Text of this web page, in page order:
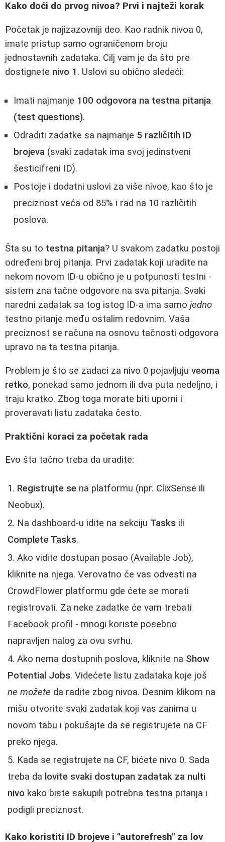
Kako doći do prvog nivoa? Prvi i najteži korak
Početak je najizazovniji deo. Kao radnik nivoa 0,
imate pristup samo ograničenom broju
jednostavnih zadataka. Cilj vam je da što pre
dostignete nivo 1. Uslovi su obično sledeći:
Imati najmanje 100 odgovora na testna pitanja
(test questions).
Odraditi zadatke sa najmanje 5 različitih ID
brojeva (svaki zadatak ima svoj jedinstveni
šesticifreni ID).
Postoje i dodatni uslovi za više nivoe, kao što je
preciznost veća od 85% i rad na 10 različitih
poslova.
Šta su to testna pitanja? U svakom zadatku postoji
određeni broj pitanja. Prvi zadatak koji uradite na
nekom novom ID-u obično je u potpunosti testni -
sistem zna tačne odgovore na sva pitanja. Svaki
naredni zadatak sa tog istog ID-a ima samo jedno
testno pitanje među ostalim redovnim. Vaša
preciznost se računa na osnovu tačnosti odgovora
upravo na ta testna pitanja.
Problem je što se zadaci za nivo 0 pojavljuju veoma
retko, ponekad samo jednom ili dva puta nedeljno, i
traju kratko. Zbog toga morate biti uporni i
proveravati listu zadataka često.
Praktični koraci za početak rada
Evo šta tačno treba da uradite:
Registrujte se na platformu (npr. ClixSense ili
Neobux).
Na dashboard-u idite na sekciju Tasks ili
Complete Tasks.
Ako vidite dostupan posao (Available Job),
kliknite na njega. Verovatno će vas odvesti na
CrowdFlower platformu gde ćete se morati
registrovati. Za neke zadatke će vam trebati
Facebook profil - mnogi koriste posebno
napravljen nalog za ovu svrhu.
Ako nema dostupnih poslova, kliknite na Show
Potential Jobs. Videćete listu zadataka koje još
ne možete da radite zbog nivoa. Desnim klikom na
mišu otvorite svaki zadatak koji vas zanima u
novom tabu i pokušajte da se registrujete na CF
preko njega.
Kada se registrujete na CF, bićete nivo 0. Sada
treba da lovite svaki dostupan zadatak za nulti
nivo kako biste sakupili potrebna testna pitanja i
podigli preciznost.
Kako koristiti ID brojeve i "autorefresh" za lov